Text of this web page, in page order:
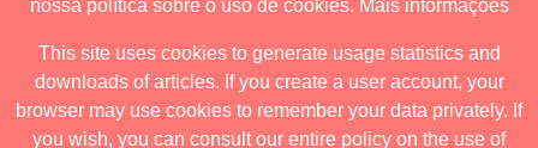
Revista nuestrAmérica ha acordado usar el visor de JATS Studio
para publicar a partir de abril de 2026. Para obtener los formatos
nossa política sobre o uso de cookies. Mais informações
This site uses cookies to generate usage statistics and
downloads of articles. If you create a user account, your
browser may use cookies to remember your data privately. If
you wish, you can consult our entire policy on the use of